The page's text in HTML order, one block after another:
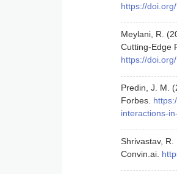
https://
Meylani, R.
Cutting-Edge
https://
Predin, J. M.
Forbes.
interactions-
Shrivastav,
Convin.ai.